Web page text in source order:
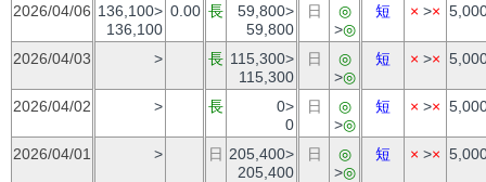
2026/04/06 136,100>
136,100
0.00 長
59,800>
59,800
日
◎
>◎
短 × >×
2026/04/03 > 長 115,300>
115,300
日
◎
>◎
短 × >×
2026/04/02 > 長
0>
0
日
◎
>◎
短 × >×
2026/04/01 > 日 205,400>
205,400
日
◎
>◎
短 × >×